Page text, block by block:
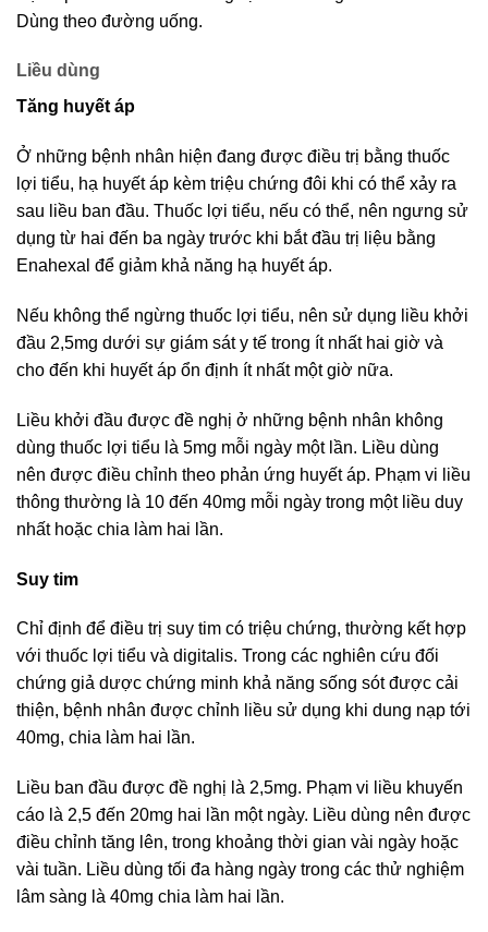
Dùng theo đường uống.
Liều dùng
Tăng huyết áp
Ở những bệnh nhân hiện đang được điều trị bằng thuốc
lợi tiểu, hạ huyết áp kèm triệu chứng đôi khi có thể xảy ra
sau liều ban đầu. Thuốc lợi tiểu, nếu có thể, nên ngưng sử
dụng từ hai đến ba ngày trước khi bắt đầu trị liệu bằng
Enahexal để giảm khả năng hạ huyết áp.
Nếu không thể ngừng thuốc lợi tiểu, nên sử dụng liều khởi
đầu 2,5mg dưới sự giám sát y tế trong ít nhất hai giờ và
cho đến khi huyết áp ổn định ít nhất một giờ nữa.
Liều khởi đầu được đề nghị ở những bệnh nhân không
dùng thuốc lợi tiểu là 5mg mỗi ngày một lần. Liều dùng
nên được điều chỉnh theo phản ứng huyết áp. Phạm vi liều
thông thường là 10 đến 40mg mỗi ngày trong một liều duy
nhất hoặc chia làm hai lần.
Suy tim
Chỉ định để điều trị suy tim có triệu chứng, thường kết hợp
với thuốc lợi tiểu và digitalis. Trong các nghiên cứu đối
chứng giả dược chứng minh khả năng sống sót được cải
thiện, bệnh nhân được chỉnh liều sử dụng khi dung nạp tới
40mg, chia làm hai lần.
Liều ban đầu được đề nghị là 2,5mg. Phạm vi liều khuyến
cáo là 2,5 đến 20mg hai lần một ngày. Liều dùng nên được
điều chỉnh tăng lên, trong khoảng thời gian vài ngày hoặc
vài tuần. Liều dùng tối đa hàng ngày trong các thử nghiệm
lâm sàng là 40mg chia làm hai lần.